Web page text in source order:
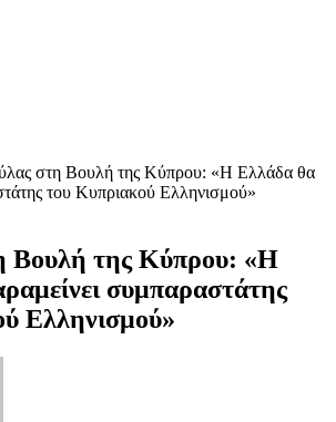
στη Βουλή της Κύπρου: «Η Ελλάδα θα
του Κυπριακού Ελληνισμού»
Βουλή της Κύπρου: «Η
συμπαραστάτης
Ελληνισμού»